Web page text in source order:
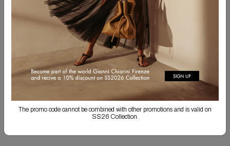
Подпишитесь на рассылку, чтобы получать информацию о
коллекциях и эксклюзивные новости.
ПОДПИСАТЬСЯ
Отправляя эту форму, я подтверждаю, что ознакомился с
конфиденциальностив отношении обработки моих данных, и даю согласие на их
обработку в указанных целях.
The promo code cannot be combined with other promotions and is valid on
SS26 Collection.